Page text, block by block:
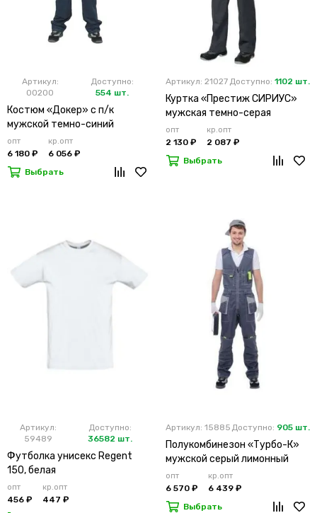
Артикул:
00200
Доступно:
554 шт.
Костюм «Докер» с п/к
мужской темно-синий
опт
6 180 ₽
кр.опт
6 056 ₽
Выбрать
Артикул: 21027 Доступно: 1102 шт.
Куртка «Престиж СИРИУС»
мужская темно-серая
опт
2 130 ₽
кр.опт
2 087 ₽
Выбрать
Артикул:
59489
Доступно:
36582 шт.
Футболка унисекс Regent
150, белая
опт
456 ₽
кр.опт
447 ₽
Артикул: 15885 Доступно: 905 шт.
Полукомбинезон «Турбо-К»
мужской серый лимонный
опт
6 570 ₽
кр.опт
6 439 ₽
Выбрать